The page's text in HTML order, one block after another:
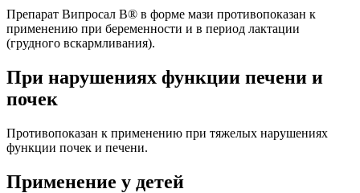
Препарат Випросал В® в форме мази противопоказан к
применению при беременности и в период лактации
(грудного вскармливания).
При нарушениях функции печени и
почек
Противопоказан к применению при тяжелых нарушениях
функции почек и печени.
Применение у детей